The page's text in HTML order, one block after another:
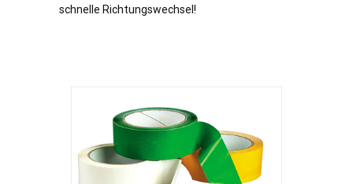
schnelle Richtungswechsel!